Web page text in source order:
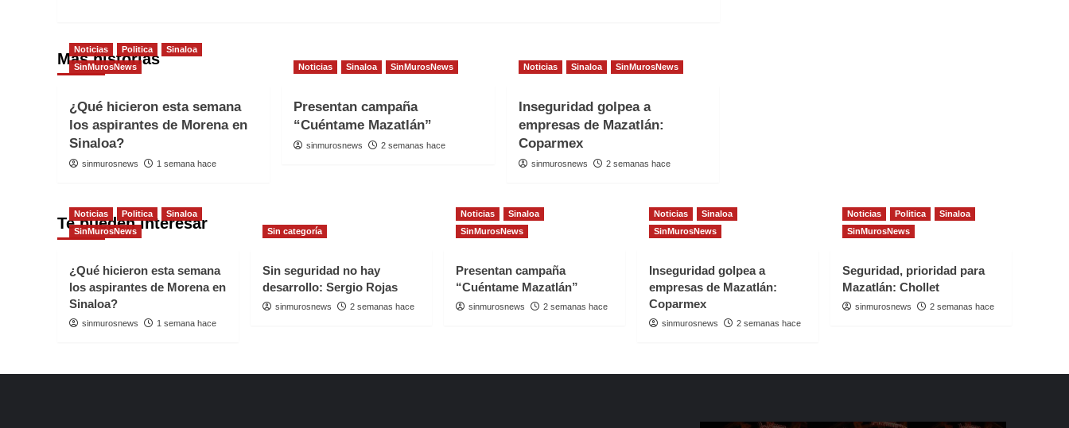
Más historias
Noticias Politica
Sinaloa
SinMurosNews
¿Qué hicieron esta semana
los aspirantes de Morena en
Sinaloa?
sinmurosnews 1 semana hace
Noticias Sinaloa SinMurosNews
Presentan campaña
“Cuéntame Mazatlán”
sinmurosnews 2 semanas hace
Noticias Sinaloa SinMurosNews
Inseguridad golpea a
empresas de Mazatlán:
Coparmex
sinmurosnews 2 semanas hace
Te pueden interesar
Noticias Politica
Sinaloa
SinMurosNews
¿Qué hicieron esta semana
los aspirantes de Morena en
Sinaloa?
sinmurosnews 1 semana hace
Sin categoría
Sin seguridad no hay
desarrollo: Sergio Rojas
sinmurosnews 2 semanas hace
Noticias
Sinaloa
SinMurosNews
Presentan campaña
“Cuéntame Mazatlán”
sinmurosnews 2 semanas hace
Noticias
Sinaloa
SinMurosNews
Inseguridad golpea a
empresas de Mazatlán:
Coparmex
sinmurosnews 2 semanas hace
Noticias Politica
Sinaloa
SinMurosNews
Seguridad, prioridad para
Mazatlán: Chollet
sinmurosnews 2 semanas hace